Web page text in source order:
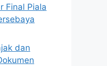
Final Piala
dan